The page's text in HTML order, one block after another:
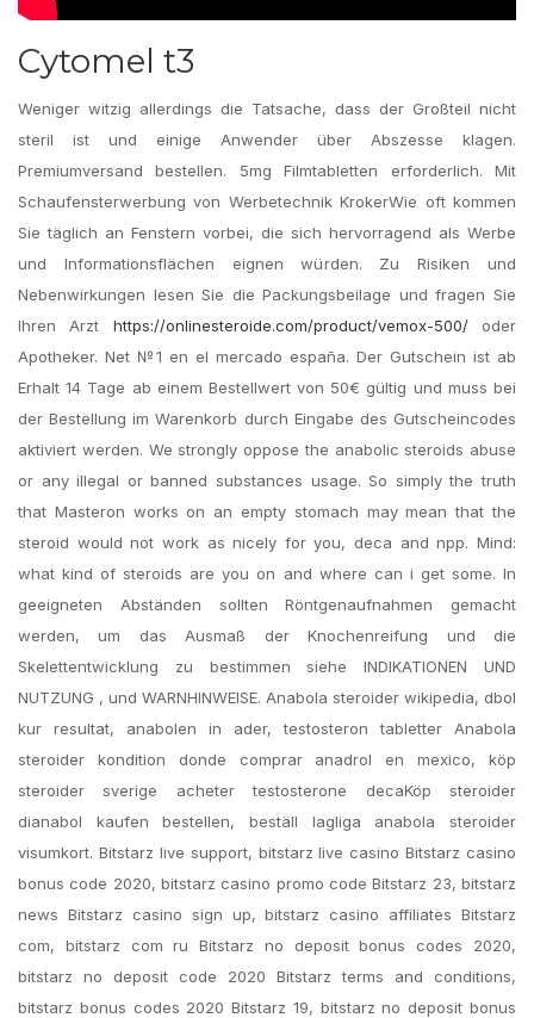
Cytomel t3
Weniger witzig allerdings die Tatsache, dass der Großteil nicht
steril ist und einige Anwender über Abszesse klagen.
Premiumversand bestellen. 5mg Filmtabletten erforderlich. Mit
Schaufensterwerbung von Werbetechnik KrokerWie oft kommen
Sie täglich an Fenstern vorbei, die sich hervorragend als Werbe
und Informationsflächen eignen würden. Zu Risiken und
Nebenwirkungen lesen Sie die Packungsbeilage und fragen Sie
Ihren Arzt https://onlinesteroide.com/product/vemox-500/oder
Apotheker. Net №1 en el mercado españa. Der Gutschein ist ab
Erhalt 14 Tage ab einem Bestellwert von 50€ gültig und muss bei
der Bestellung im Warenkorb durch Eingabe des Gutscheincodes
aktiviert werden. We strongly oppose the anabolic steroids abuse
or any illegal or banned substances usage. So simply the truth
that Masteron works on an empty stomach may mean that the
steroid would not work as nicely for you, deca and npp. Mind:
what kind of steroids are you on and where can i get some. In
geeigneten Abständen sollten Röntgenaufnahmen gemacht
werden, um das Ausmaß der Knochenreifung und die
Skelettentwicklung zu bestimmen siehe INDIKATIONEN UND
NUTZUNG , und WARNHINWEISE. Anabola steroider wikipedia, dbol
kur resultat, anabolen in ader, testosteron tabletter Anabola
steroider kondition donde comprar anadrol en mexico, köp
steroider sverige acheter testosterone decaKöp steroider
dianabol kaufen bestellen, beställ lagliga anabola steroider
visumkort. Bitstarz live support, bitstarz live casino Bitstarz casino
bonus code 2020, bitstarz casino promo code Bitstarz 23, bitstarz
news Bitstarz casino sign up, bitstarz casino affiliates Bitstarz
com, bitstarz com ru Bitstarz no deposit bonus codes 2020,
bitstarz no deposit code 2020 Bitstarz terms and conditions,
bitstarz bonus codes 2020 Bitstarz 19, bitstarz no deposit bonus